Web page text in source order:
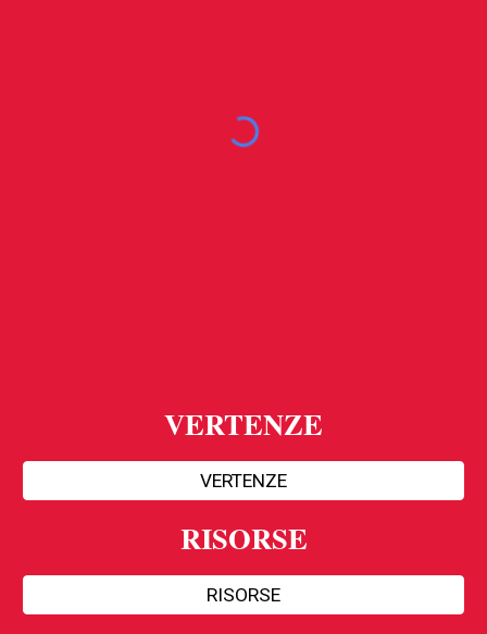
VERTENZE
VERTENZE
RISORSE
RISORSE